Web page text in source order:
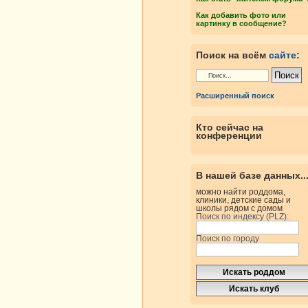
Как добавить фото или
картинку в сообщение?
Поиск на всём сайте:
Расширенный поиск
Кто сейчас на
конференции
В нашей базе данных...
можно найти роддома,
клиники, детские сады и
школы рядом с домом
Поиск по индексу (PLZ):
Поиск по городу